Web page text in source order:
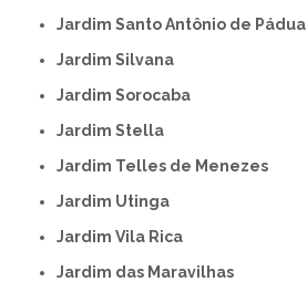
Jardim Santo Antônio de Pádua
Jardim Silvana
Jardim Sorocaba
Jardim Stella
Jardim Telles de Menezes
Jardim Utinga
Jardim Vila Rica
Jardim das Maravilhas